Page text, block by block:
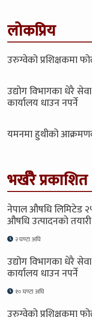
लोकप्रिय
उरुग्वेको प्रशिक्षकमा
उद्योग विभागका धेरै
कार्यालय धाउन नपर्ने
यमनमा हुथीको
भर्खरै प्रकाशित
नेपाल औषधि लिमिटेड
औषधि उत्पादनको तयारी
२ घण्टा अघि
उद्योग विभागका धेरै
कार्यालय धाउन नपर्ने
१० घण्टा अघि